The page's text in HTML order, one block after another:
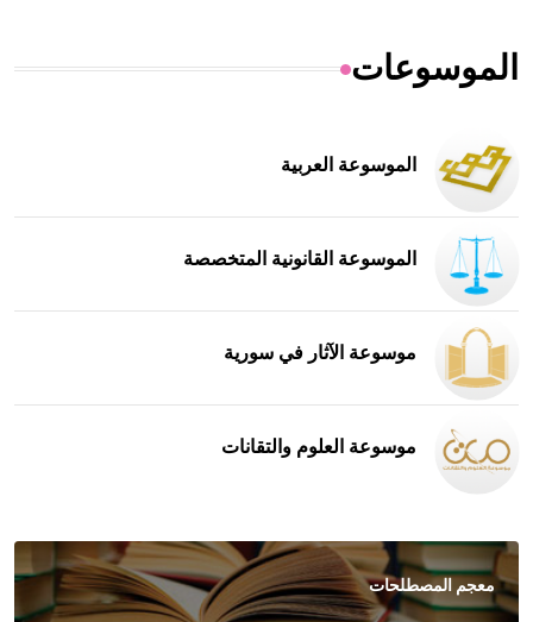
الموسوعات
الموسوعة العربية
الموسوعة القانونية المتخصصة
موسوعة الآثار في سورية
موسوعة العلوم والتقانات
معجم المصطلحات